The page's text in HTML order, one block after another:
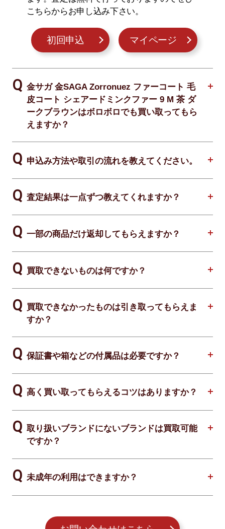
こちらからお申し込み下さい。
初回申込 マイページ
金サガ 金SAGA Zorronuez ファーコート 毛
皮コート シェアードミンクファー 9 M 茶 ダ
ークブラウンはボロボロでも買い取ってもら
えますか？
申込み方法や取引の流れを教えてください。
査定結果は一点ずつ教えてくれますか？
一部の商品だけ返却してもらえますか？
買取できないものは何ですか？
買取できなかったものは引き取ってもらえま
すか？
保証書や箱などの付属品は必要ですか？
高く買い取ってもらえるコツはありますか？
取り扱いブランドにないブランドは買取可能
ですか？
未成年の利用はできますか？